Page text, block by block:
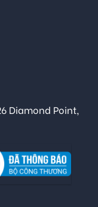
Diamond Point,